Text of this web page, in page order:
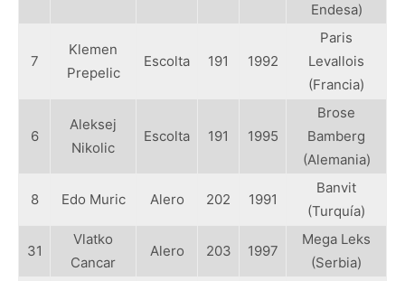
Endesa)
7
Klemen
Prepelic
Escolta 191 1992
Paris
Levallois
(Francia)
6
Aleksej
Nikolic
Escolta 191 1995
Brose
Bamberg
(Alemania)
8 Edo Muric Alero 202 1991
Banvit
(Turquía)
31
Vlatko
Cancar
Alero 203 1997
Mega Leks
(Serbia)